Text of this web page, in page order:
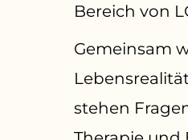
Bereich von
Gemeinsam
stehen